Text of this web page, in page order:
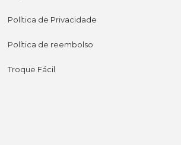
Política de Privacidade
Política de reembolso
Troque Fácil